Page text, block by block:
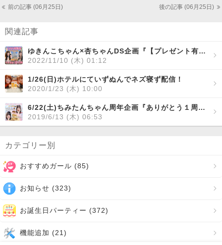
前の記事 (06月25日) 後の記事 (06月25日)
関連記事
ゆきんこちゃん×杏ちゃんDS企画『【プレゼント有】ゆきんこ姫路さよならDS』
2022/11/10 (木) 01:12
1/26(日)ホテルにていずぬんでネズ寝ず配信！
2020/1/23 (木) 10:00
6/22(土)ちみたんちゃん周年企画『ありがとう１周年party♡』
2019/6/13 (木) 06:53
カテゴリー別
おすすめガール (85)
お知らせ (323)
お誕生日パーティー (372)
機能追加 (21 )